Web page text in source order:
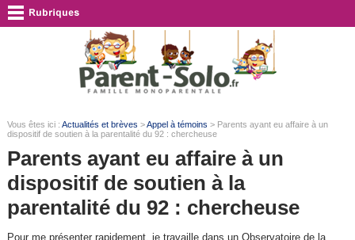
Vous êtes ici : Actualités et brèves >Appel à témoins > Parents ayant eu affaire à un
dispositif de soutien à la parentalité du 92 : chercheuse
Parents ayant eu affaire à un
dispositif de soutien à la
parentalité du 92 : chercheuse
Pour me présenter rapidement, je travaille dans un Observatoire de la